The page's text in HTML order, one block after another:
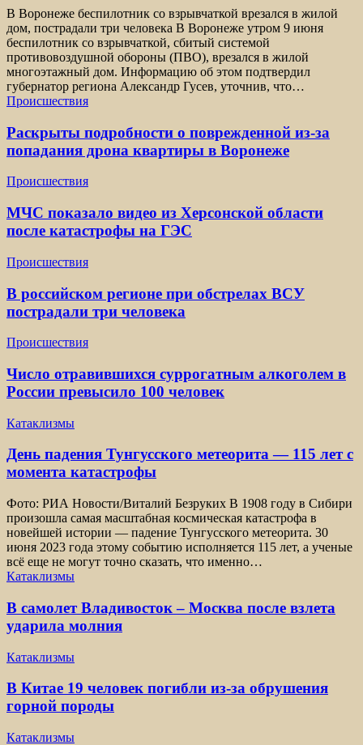
В Воронеже беспилотник со взрывчаткой врезался в жилой
дом, пострадали три человека В Воронеже утром 9 июня
беспилотник со взрывчаткой, сбитый системой
противовоздушной обороны (ПВО), врезался в жилой
многоэтажный дом. Информацию об этом подтвердил
губернатор региона Александр Гусев, уточнив, что…
Происшествия
Раскрыты подробности о поврежденной из-за
попадания дрона квартиры в Воронеже
Происшествия
МЧС показало видео из Херсонской области
после катастрофы на ГЭС
Происшествия
В российском регионе при обстрелах ВСУ
пострадали три человека
Происшествия
Число отравившихся суррогатным алкоголем в
России превысило 100 человек
Катаклизмы
День падения Тунгусского метеорита — 115 лет с
момента катастрофы
Фото: РИА Новости/Виталий Безруких В 1908 году в Сибири
произошла самая масштабная космическая катастрофа в
новейшей истории — падение Тунгусского метеорита. 30
июня 2023 года этому событию исполняется 115 лет, а ученые
всё еще не могут точно сказать, что именно…
Катаклизмы
В самолет Владивосток – Москва после взлета
ударила молния
Катаклизмы
В Китае 19 человек погибли из-за обрушения
горной породы
Катаклизмы